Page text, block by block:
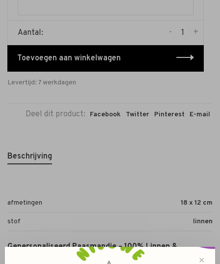
Aantal: +
-
Toevoegen aan winkelwagen
Levertijd: 7 werkdagen
Deel dit product: Facebook Twitter Pinterest E-mail
Beschrijving
afmetingen 18 x 12 cm
stof linnen
Gepersonaliseerd Paasmandje – 100% Linnen &
✕